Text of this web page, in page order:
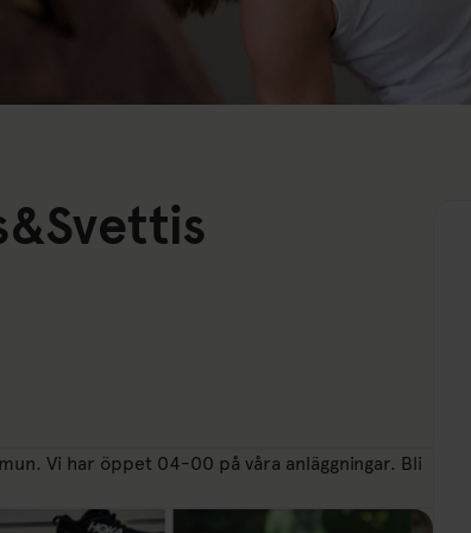
Vi har öppet 04-00 på våra anläggningar. Bli